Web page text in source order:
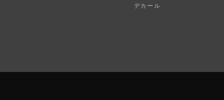
デカール